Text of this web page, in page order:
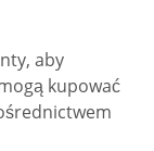
aby
kupować